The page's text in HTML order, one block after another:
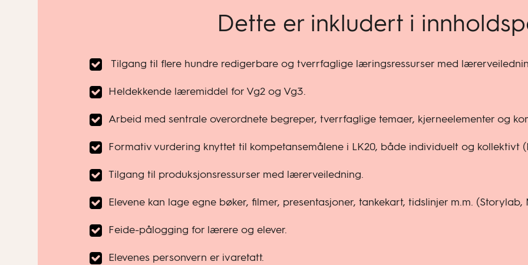
Dette er inkludert i
Tilgang til flere hundre redigerbare og tverrfaglige læringsressurser med
Heldekkende læremiddel for Vg2 og Vg3.
Arbeid med sentrale overordnete begreper, tverrfaglige temaer, kjerneelementer og
Formativ vurdering knyttet til kompetansemålene i LK20, både individuelt og kollektivt
Tilgang til produksjonsressurser med lærerveiledning.
Elevene kan lage egne bøker, filmer, presentasjoner, tankekart, tidslinjer m.m.
Feide-pålogging for lærere og elever.
Elevenes personvern er ivaretatt.